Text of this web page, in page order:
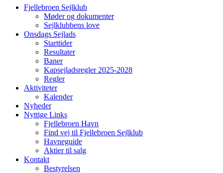
Fjellebroen Sejlklub
Møder og dokumenter
Sejlklubbens love
Onsdags Sejlads
Starttider
Resultater
Baner
Kapsejladsregler 2025-2028
Regler
Aktiviteter
Kalender
Nyheder
Nyttige Links
Fjellebroen Havn
Find vej til Fjellebroen Sejlklub
Havneguide
Aktier til salg
Kontakt
Bestyrelsen